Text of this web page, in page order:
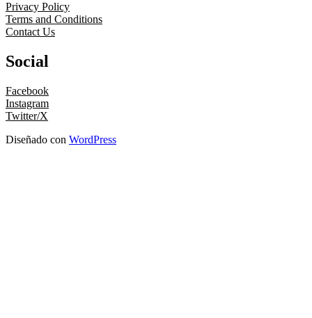
Privacy Policy
Terms and Conditions
Contact Us
Social
Facebook
Instagram
Twitter/X
Diseñado con WordPress